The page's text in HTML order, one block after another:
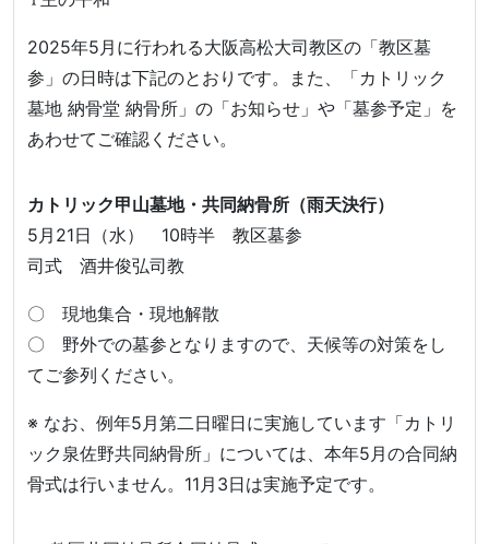
2025年5月に行われる大阪高松大司教区の「教区墓
参」の日時は下記のとおりです。また、「カトリック
墓地 納骨堂 納骨所」の「お知らせ」や「墓参予定」を
あわせてご確認ください。
カトリック甲山墓地・共同納骨所（雨天決行）
5月21日（水） 10時半 教区墓参
司式 酒井俊弘司教
〇 現地集合・現地解散
〇 野外での墓参となりますので、天候等の対策をし
てご参列ください。
※ なお、例年5月第二日曜日に実施しています「カトリ
ック泉佐野共同納骨所」については、本年5月の合同納
骨式は行いません。11月3日は実施予定です。